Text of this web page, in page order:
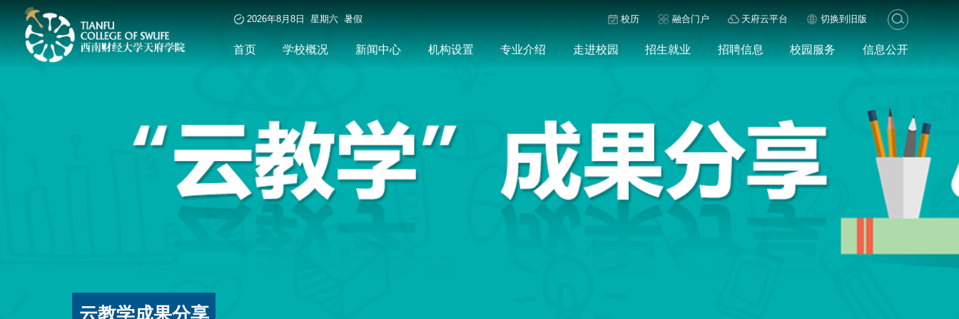
2026年8月8日 星期六 暑假 校历 融合门户 天府云平台 切换到旧版
首页 学校概况 新闻中心 机构设置 专业介绍 走进校园 招生就业 招聘信息 校园服务 信息公开
云教学成果分享